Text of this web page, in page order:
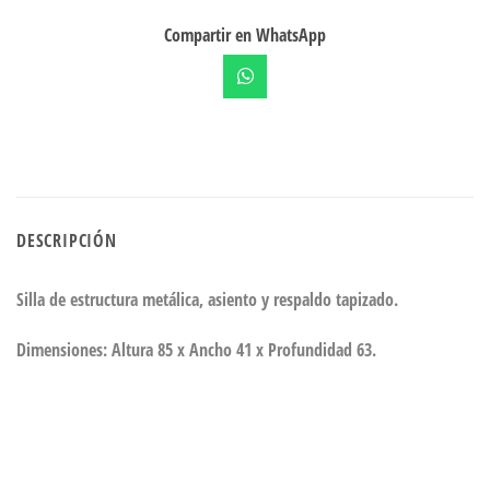
Compartir en WhatsApp
DESCRIPCIÓN
Silla de estructura metálica, asiento y respaldo tapizado.
Dimensiones: Altura 85 x Ancho 41 x Profundidad 63.